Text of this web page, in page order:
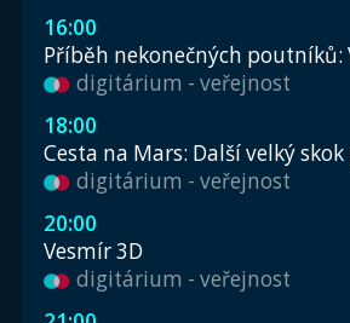
16:00
Příběh nekonečných poutníků:
digitárium - veřejnost
18:00
Cesta na Mars: Další velký
digitárium - veřejnost
20:00
Vesmír 3D
digitárium - veřejnost